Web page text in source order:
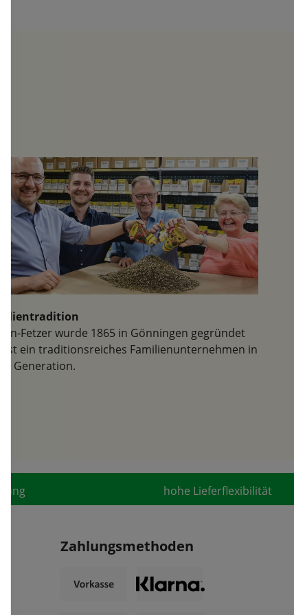
Blütenpracht noch in der Erde
steckte... Absolut zu empfehlen
und vermutlich kommen wir
nächstes Jahr wieder. Vielen
Dank!
Fetzer wurde 1865 in Gönningen gegründet
ist ein traditionsreiches Familienunternehmen in
6. Generation.
hohe Lieferflexibilität
Zahlungsmethoden